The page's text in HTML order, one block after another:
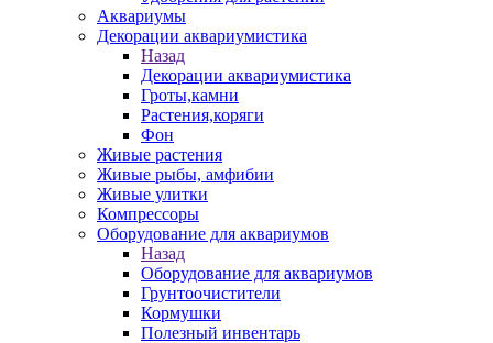
Аквариумы
Декорации аквариумистика
Назад
Декорации аквариумистика
Гроты,камни
Растения,коряги
Фон
Живые растения
Живые рыбы, амфибии
Живые улитки
Компрессоры
Оборудование для аквариумов
Назад
Оборудование для аквариумов
Грунтоочистители
Кормушки
Полезный инвентарь